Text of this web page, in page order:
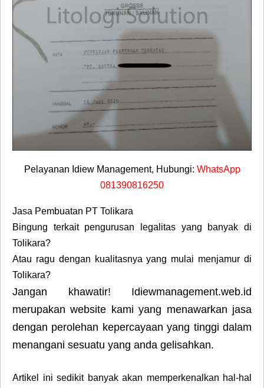
Pelayanan Idiew Management, Hubungi: WhatsApp
081390816250
Jasa Pembuatan PT Tolikara
Bingung terkait pengurusan legalitas yang banyak di
Tolikara?
Atau ragu dengan kualitasnya yang mulai menjamur di
Tolikara?
Jangan khawatir! Idiewmanagement.web.id
merupakan website kami yang menawarkan jasa
dengan perolehan kepercayaan yang tinggi dalam
menangani sesuatu yang anda gelisahkan.
Artikel ini sedikit banyak akan memperkenalkan hal-hal